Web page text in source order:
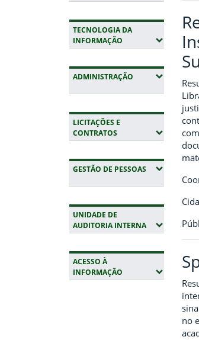
TECNOLOGIA DA
INFORMAÇÃO (EXPANDIR
ADMINISTRAÇÃO (EXPANDIR
LICITAÇÕES E
CONTRATOS (EXPANDIR SUBMENUS)
GESTÃO DE PESSOAS (EXPANDIR
UNIDADE DE
AUDITORIA INTERNA(EXPANDIR
ACESSO À
INFORMAÇÃO (EXPANDIR
no